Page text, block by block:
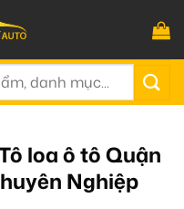
loa ô tô Quận
Nghiệp